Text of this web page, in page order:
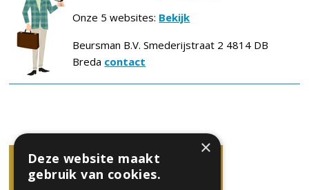
Onze 5 websites: Bekijk
Beursman B.V. Smederijstraat 2 4814 DB
Breda contact
×
Deze website maakt
gebruik van cookies.